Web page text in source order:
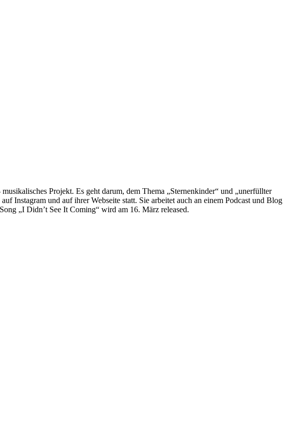
Projekt. Es geht darum, dem Thema „Sternenkinder“ und „unerfüllter
Instagram und auf ihrer Webseite statt. Sie arbeitet auch an einem Podcast und Blog
„I Didn’t See It Coming“ wird am 16. März released.